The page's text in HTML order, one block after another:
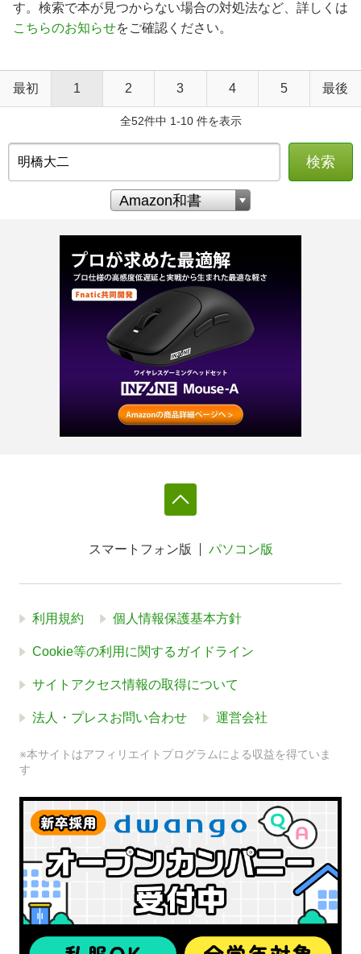
す。検索で本が見つからない場合の対処法など、詳しくは
こちらのお知らせをご確認ください。
最初 1 2 3 4 5 最後
全52件中 1-10 件を表示
検索
スマートフォン版 パソコン版
利用規約 個人情報保護基本方針
Cookie等の利用に関するガイドライン
サイトアクセス情報の取得について
法人・プレスお問い合わせ 運営会社
※本サイトはアフィリエイトプログラムによる収益を得ていま
す